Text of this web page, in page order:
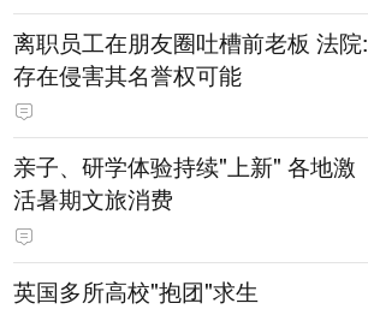
离职员工在朋友圈吐槽前老板 法院:
存在侵害其名誉权可能
亲子、研学体验持续"上新" 各地激
活暑期文旅消费
英国多所高校"抱团"求生